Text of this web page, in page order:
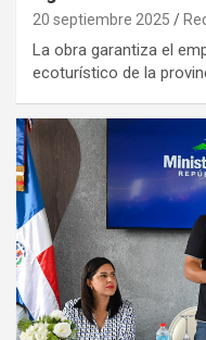
20 septiembre 2025
La obra garantiza el
ecoturístico de la